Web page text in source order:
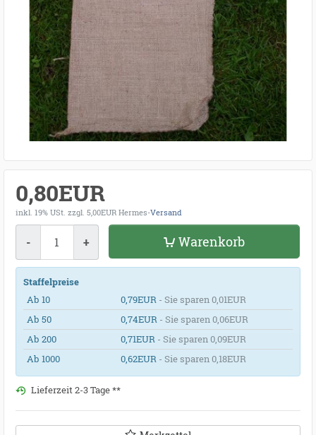
0,80EUR
inkl. 19% USt. zzgl. 5,00EUR Hermes-Versand
- + Warenkorb
Staffelpreise
Ab 10
0,79EUR - Sie sparen 0,01EUR
Ab 50
0,74EUR - Sie sparen 0,06EUR
Ab 200
0,71EUR - Sie sparen 0,09EUR
Ab 1000
0,62EUR - Sie sparen 0,18EUR
Lieferzeit 2-3 Tage **